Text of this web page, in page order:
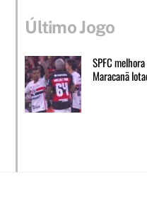
Último Jogo
SPFC
Maracanã